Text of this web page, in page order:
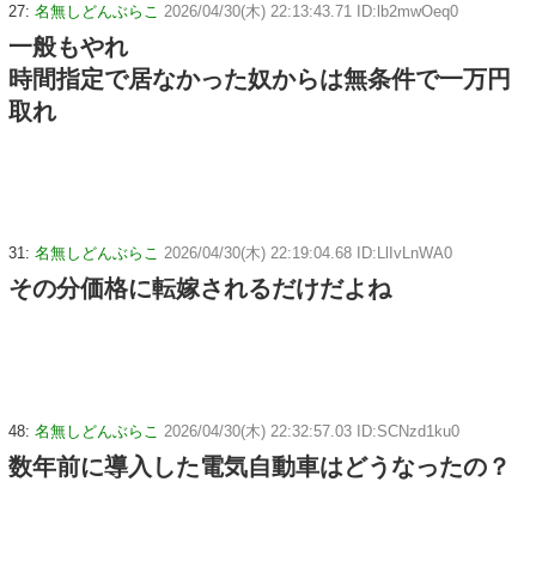
27: 名無しどんぶらこ 2026/04/30(木) 22:13:43.71 ID:lb2mwOeq0
一般もやれ
時間指定で居なかった奴からは無条件で一万円
取れ
31: 名無しどんぶらこ 2026/04/30(木) 22:19:04.68 ID:LlIvLnWA0
その分価格に転嫁されるだけだよね
48: 名無しどんぶらこ 2026/04/30(木) 22:32:57.03 ID:SCNzd1ku0
数年前に導入した電気自動車はどうなったの？